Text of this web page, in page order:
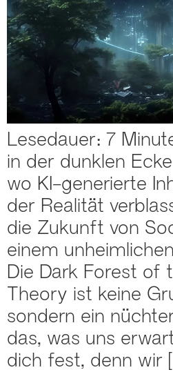
Lesedauer: 7
in der dunklen
wo KI-generierte
der Realität
die Zukunft von
einem
Die Dark Forest of
Theory ist keine
sondern ein
das, was uns
dich fest, denn wir